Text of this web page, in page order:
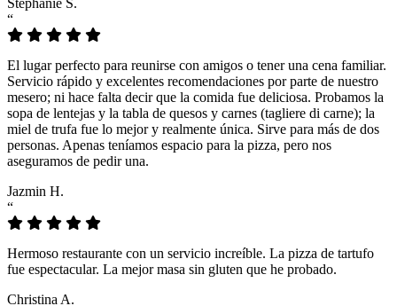
“
El lugar perfecto para reunirse con amigos o tener una cena familiar.
Servicio rápido y excelentes recomendaciones por parte de nuestro
mesero; ni hace falta decir que la comida fue deliciosa. Probamos la
sopa de lentejas y la tabla de quesos y carnes (tagliere di carne); la
miel de trufa fue lo mejor y realmente única. Sirve para más de dos
personas. Apenas teníamos espacio para la pizza, pero nos
aseguramos de pedir una.
Jazmin H.
“
Hermoso restaurante con un servicio increíble. La pizza de tartufo
fue espectacular. La mejor masa sin gluten que he probado.
Christina A.